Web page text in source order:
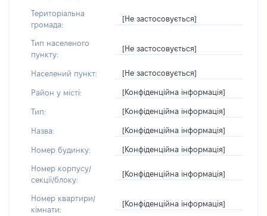
Територіальна
громада:
[Не застосовується]
Тип населеного
пункту:
[Не застосовується]
Населений пункт: [Не застосовується]
Район у місті: [Конфіденційна інформація]
Тип: [Конфіденційна інформація]
Назва: [Конфіденційна інформація]
Номер будинку: [Конфіденційна інформація]
Номер корпусу/
секції/блоку:
[Конфіденційна інформація]
Номер квартири/
кімнати:
[Конфіденційна інформація]